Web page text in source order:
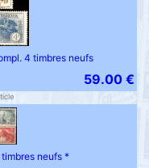
4 timbres neufs
59.00 €
timbres neufs *